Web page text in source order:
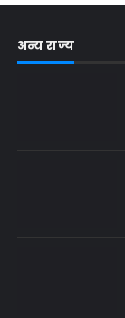
अन्य राज्य